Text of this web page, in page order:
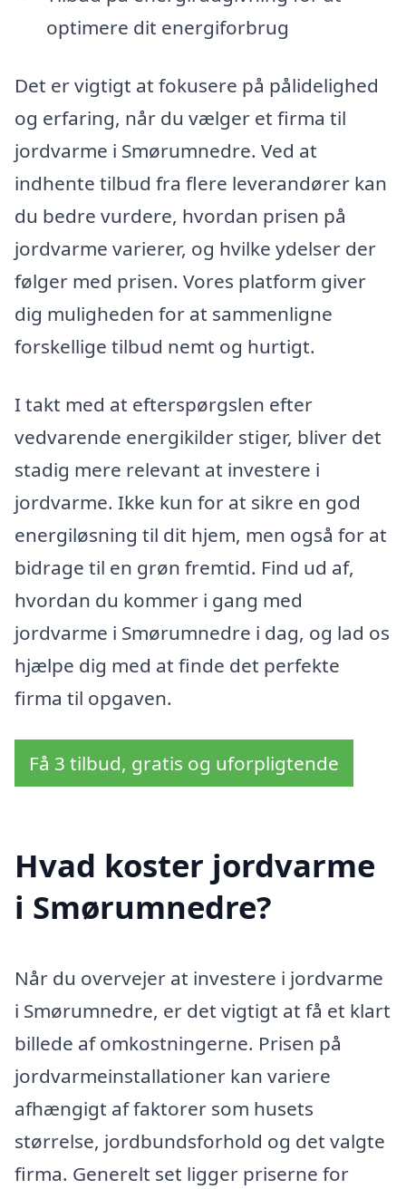
optimere dit energiforbrug
Det er vigtigt at fokusere på pålidelighed
og erfaring, når du vælger et firma til
jordvarme i Smørumnedre. Ved at
indhente tilbud fra flere leverandører kan
du bedre vurdere, hvordan prisen på
jordvarme varierer, og hvilke ydelser der
følger med prisen. Vores platform giver
dig muligheden for at sammenligne
forskellige tilbud nemt og hurtigt.
I takt med at efterspørgslen efter
vedvarende energikilder stiger, bliver det
stadig mere relevant at investere i
jordvarme. Ikke kun for at sikre en god
energiløsning til dit hjem, men også for at
bidrage til en grøn fremtid. Find ud af,
hvordan du kommer i gang med
jordvarme i Smørumnedre i dag, og lad os
hjælpe dig med at finde det perfekte
firma til opgaven.
Få 3 tilbud, gratis og uforpligtende
Hvad koster jordvarme
i Smørumnedre?
Når du overvejer at investere i jordvarme
i Smørumnedre, er det vigtigt at få et klart
billede af omkostningerne. Prisen på
jordvarmeinstallationer kan variere
afhængigt af faktorer som husets
størrelse, jordbundsforhold og det valgte
firma. Generelt set ligger priserne for